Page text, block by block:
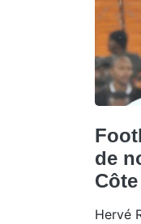
de
Hervé